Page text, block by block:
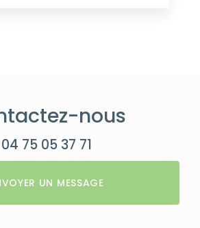
nous
04 75 05 37 71
UN MESSAGE